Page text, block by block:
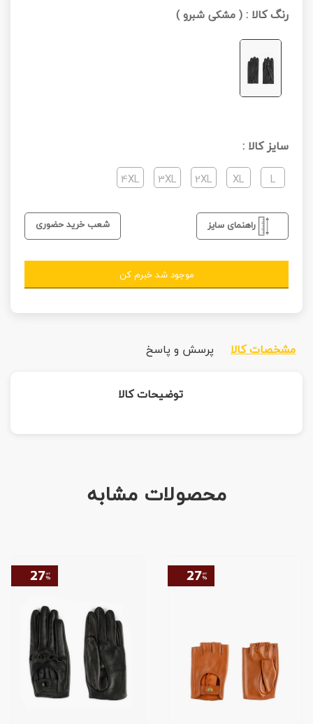
رنگ کالا :(مشکی شبرو)
سایز کالا :
L
XL
2XL
3XL
4XL
راهنمای سایز شعب خرید حضوری
موجود شد خبرم کن
مشخصات کالا پرسش و پاسخ
توضیحات کالا
محصولات مشابه